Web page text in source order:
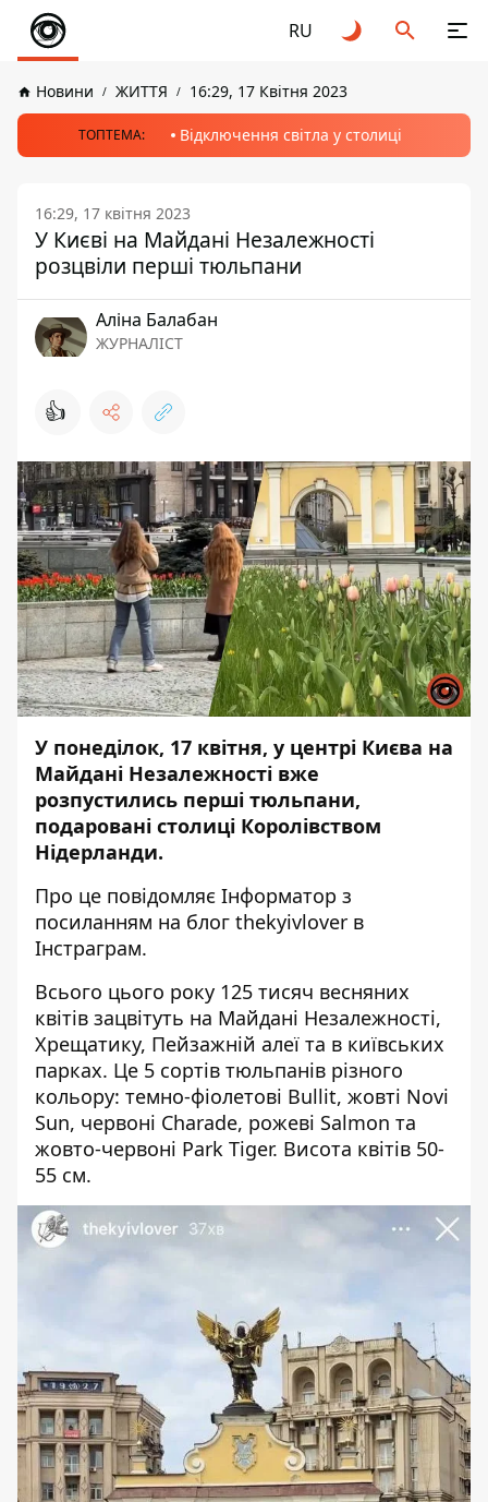
RU
Новини ЖИТТЯ 16:29, 17 Квітня 2023
ТОПТЕМА: Відключення світла у столиці
16:29, 17 квітня 2023
У Києві на Майдані Незалежності
розцвіли перші тюльпани
Аліна Балабан
ЖУРНАЛІСТ
👍
У понеділок, 17 квітня, у центрі Києва на
Майдані Незалежності вже
розпустились перші тюльпани,
подаровані столиці Королівством
Нідерланди.
Про це повідомляє Інформатор з
посиланням на блог thekyivlover в
Інстраграм.
Всього цього року 125 тисяч весняних
квітів зацвітуть на Майдані Незалежності,
Хрещатику, Пейзажній алеї та в київських
парках. Це 5 сортів тюльпанів різного
кольору: темно-фіолетові Bullit, жовті Novi
Sun, червоні Charade, рожеві Salmon та
жовто-червоні Park Tiger. Висота квітів 50-
55 см.